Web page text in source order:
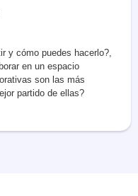
y cómo puedes hacerlo?,
en un espacio
son las más
partido de ellas?
y trabaja de manera